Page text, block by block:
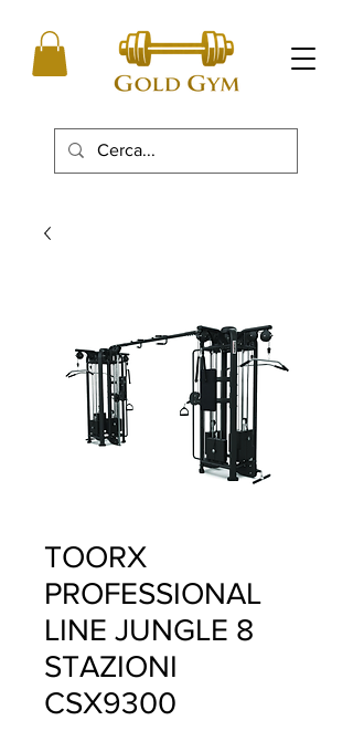
TOORX
PROFESSIONAL
LINE JUNGLE 8
STAZIONI
CSX9300